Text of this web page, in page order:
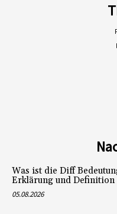
Was ist die Diff
Erklärung und Definition
05.08.2026